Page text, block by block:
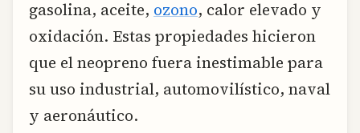
gasolina, aceite, ozono, calor elevado y
oxidación. Estas propiedades hicieron
que el neopreno fuera inestimable para
su uso industrial, automovilístico, naval
y aeronáutico.